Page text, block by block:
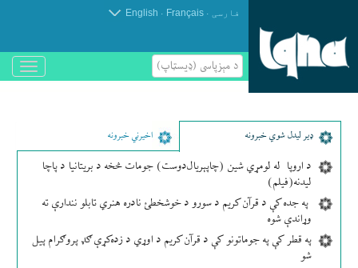
فارسی .
Français
.
English
د مېزپاسى (ډیسټاپ)
باز
و
ډير لیدل شوي خبرونه اخیرني خبرونه
د اروپا له لومړي شین (چاپېریال‌دوست) جومات څخه د بریتانیا د پاچا
لیدنه(فیلم)
په جده کې د قرآن کریم د سورو د خوشخطئ نادره هنري تابلو نندارې ته
وړاندې شوه
په قطر کې په جوماتونو کې د قرآن کریم د اوړي د زده‌کړې ګډ پروګرام پیل
شو